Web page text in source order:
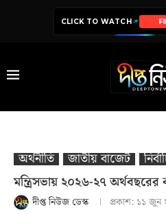
CLICK TO WATCH
অর্থনীতি জাতীয় বাজেট
মন্ত্রিসভায় ২০২৬-২৭
দীপ্ত নিউজ ডেস্ক প্রকাশ: ১১ জুন